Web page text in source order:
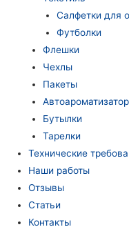
Салфетки для
Футболки
Флешки
Чехлы
Пакеты
Бутылки
Тарелки
Технические
Наши работы
Отзывы
Статьи
Контакты